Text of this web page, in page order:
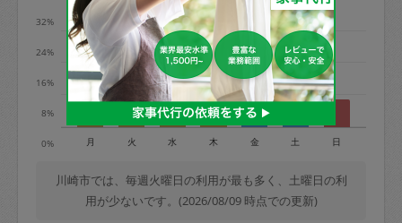
水曜日9時〜金曜日9時まで＝依頼料金の
50%
金曜日9時～土曜日8時まで＝依頼金額の
100%
土曜日8時〜実施時間＝依頼金額の100%
＋交通費全額
依頼者不在による当日キャンセル＝依頼
金額の100%＋交通費全額
0%
8%
16%
24%
32%
月 火 水 木 金 土 日
川崎市では、毎週火曜日の利用が最も多く、土曜日の利
用が少ないです。(2026/08/09 時点での更新)